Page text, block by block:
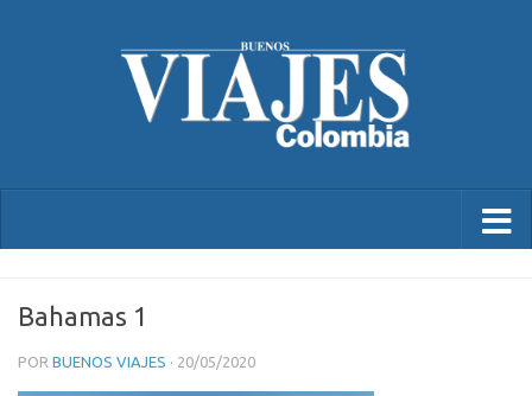
Bahamas 1
POR BUENOS VIAJES · 20/05/2020